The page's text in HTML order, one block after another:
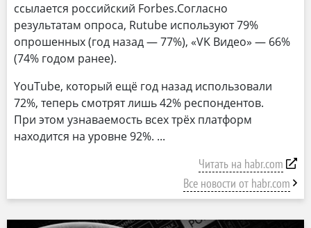
ссылается российский Forbes.Согласно
результатам опроса, Rutube используют 79%
опрошенных (год назад — 77%), «VK Видео» — 66%
(74% годом ранее).
YouTube, который ещё год назад использовали
72%, теперь смотрят лишь 42% респондентов.
При этом узнаваемость всех трёх платформ
находится на уровне 92%.
Читать на habr.com
Все новости от habr.com